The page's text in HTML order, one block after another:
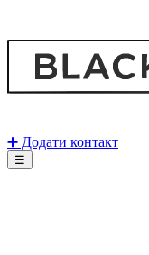
➕ Додати контакт
☰